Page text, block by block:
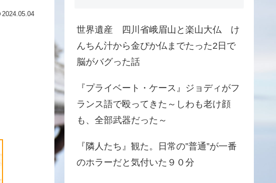
2024.05.04
世界遺産 四川省峨眉山と楽山大仏 け
んちん汁から金ぴか仏までたった2日で
脳がバグった話
『プライベート・ケース』ジョディがフ
ランス語で殴ってきた～しわも老け顔
も、全部武器だった～
『隣人たち』観た。日常の”普通”が一番
のホラーだと気付いた９０分